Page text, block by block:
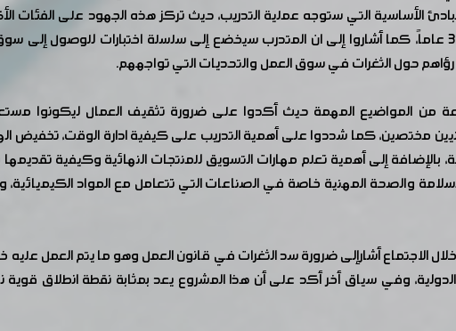
الأساسية التي ستوجه عملية التدريب، حيث تركز هذه الجهود على
رؤاهم حول الثغرات في سوق العمل والتحديات التي تواجههم.
المواضيع المهمة حيث أكدوا على ضرورة تثقيف العمال ليكونوا
مختصين، كما شددوا على أهمية التدريب على كيفية ادارة الوقت، تخفيض
بالإضافة إلى أهمية تعلم مهارات التسويق للمنتجات النهائية وكيفية
والصحة المهنية خاصة في الصناعات التي تتعامل مع المواد الكيميائية،
الاجتماع أشارإلى ضرورة سد الثغرات في قانون العمل وهو ما يتم العمل
وفي سياق أخر أكد على أن هذا المشروع يعد بمثابة نقطة انطلاق